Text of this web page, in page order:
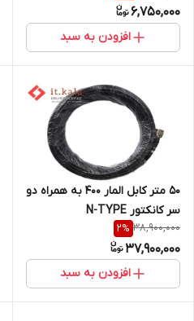
6,750,000
افزودن به سبد
50 متر کابل المار 400 به همراه دو
سر کانکتور N-TYPE
38,900,000
2%
37,900,000
افزودن به سبد